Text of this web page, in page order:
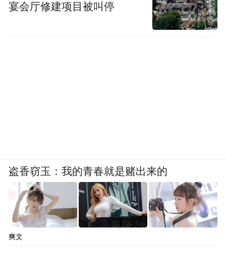
宴会厅修建项目被叫停
盗香窃玉：我的青春就是赌出来的
爽文